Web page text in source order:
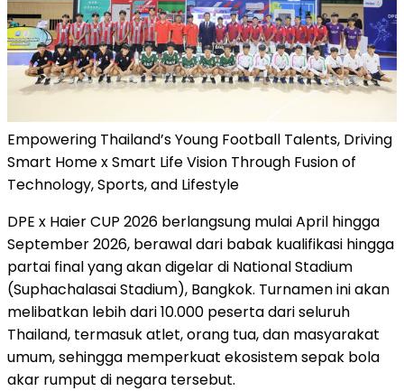
Empowering Thailand’s Young Football Talents, Driving
Smart Home x Smart Life Vision Through Fusion of
Technology, Sports, and Lifestyle
DPE x Haier CUP 2026 berlangsung mulai April hingga
September 2026, berawal dari babak kualifikasi hingga
partai final yang akan digelar di National Stadium
(Suphachalasai Stadium), Bangkok. Turnamen ini akan
melibatkan lebih dari 10.000 peserta dari seluruh
Thailand, termasuk atlet, orang tua, dan masyarakat
umum, sehingga memperkuat ekosistem sepak bola
akar rumput di negara tersebut.